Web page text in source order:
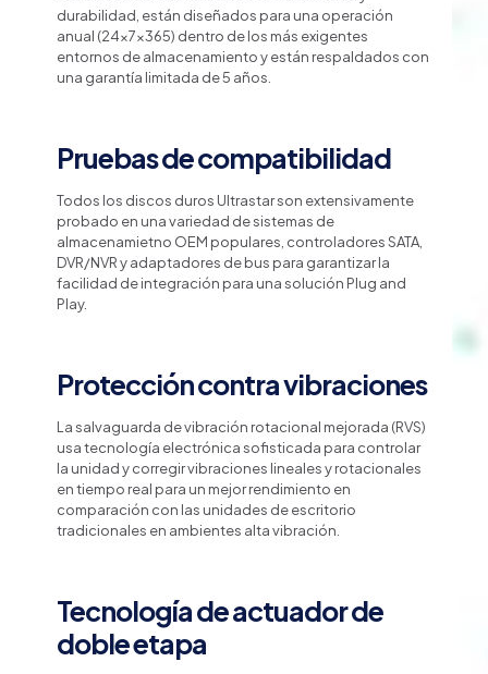
durabilidad, están diseñados para una operación
anual (24x7x365) dentro de los más exigentes
entornos de almacenamiento y están respaldados con
una garantía limitada de 5 años.
Pruebas de compatibilidad
Todos los discos duros Ultrastar son extensivamente
probado en una variedad de sistemas de
almacenamietno OEM populares, controladores SATA,
DVR/NVR y adaptadores de bus para garantizar la
facilidad de integración para una solución Plug and
Play.
Protección contra vibraciones
La salvaguarda de vibración rotacional mejorada (RVS)
usa tecnología electrónica sofisticada para controlar
la unidad y corregir vibraciones lineales y rotacionales
en tiempo real para un mejor rendimiento en
comparación con las unidades de escritorio
tradicionales en ambientes alta vibración.
Tecnología de actuador de
doble etapa